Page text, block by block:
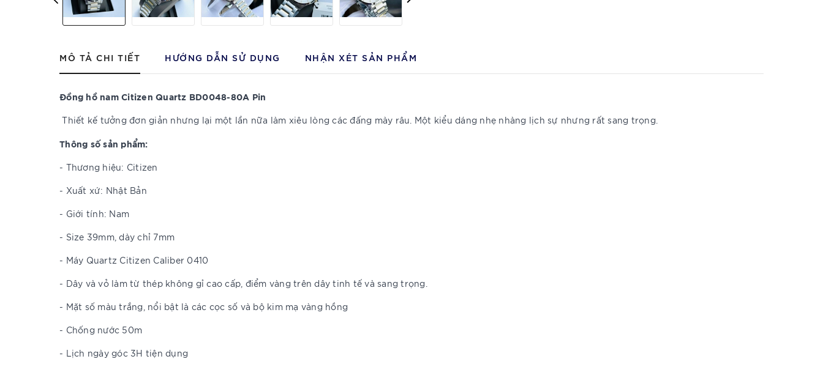
MÔ TẢ CHI TIẾT HƯỚNG DẪN SỬ DỤNG NHẬN XÉT SẢN PHẨM
Đồng hồ nam Citizen Quartz BD0048-80A Pin
Thiết kế tưởng đơn giản nhưng lại một lần nữa làm xiêu lòng các đấng mày râu. Một kiểu dáng nhẹ nhàng lịch sự nhưng rất sang trọng.
Thông số sản phẩm:
- Thương hiệu: Citizen
- Xuất xứ: Nhật Bản
- Giới tính: Nam
- Size 39mm, dày chỉ 7mm
- Máy Quartz Citizen Caliber 0410
- Dây và vỏ làm từ thép không gỉ cao cấp, điểm vàng trên dây tinh tế và sang trọng.
- Mặt số màu trắng, nổi bật là các cọc số và bộ kim mạ vàng hồng
- Chống nước 50m
- Lịch ngày góc 3H tiện dụng